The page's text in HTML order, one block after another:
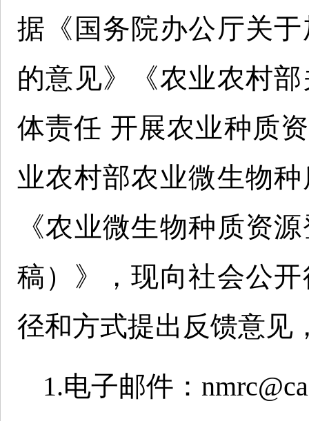
据《国务院办公厅关
的意见》《农业农村
体责任 开展农业种质
业农村部农业微生物
《农业微生物种质资
稿）》，现向社会公
径和方式提出反馈意见
1.电子邮件：